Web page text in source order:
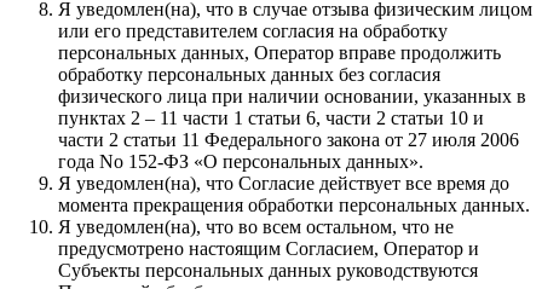
Я уведомлен(на), что в случае отзыва физическим лицом
или его представителем согласия на обработку
персональных данных, Оператор вправе продолжить
обработку персональных данных без согласия
физического лица при наличии основании, указанных в
пунктах 2 – 11 части 1 статьи 6, части 2 статьи 10 и
части 2 статьи 11 Федерального закона от 27 июля 2006
года No 152-ФЗ «О персональных данных».
Я уведомлен(на), что Согласие действует все время до
момента прекращения обработки персональных данных.
Я уведомлен(на), что во всем остальном, что не
предусмотрено настоящим Согласием, Оператор и
Субъекты персональных данных руководствуются